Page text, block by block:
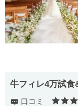
牛フィレ4万試
口コミ